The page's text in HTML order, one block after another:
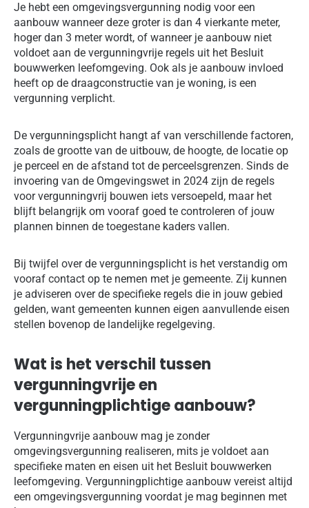
Je hebt een omgevingsvergunning nodig voor een
aanbouw wanneer deze groter is dan 4 vierkante meter,
hoger dan 3 meter wordt, of wanneer je aanbouw niet
voldoet aan de vergunningvrije regels uit het Besluit
bouwwerken leefomgeving. Ook als je aanbouw invloed
heeft op de draagconstructie van je woning, is een
vergunning verplicht.
De vergunningsplicht hangt af van verschillende factoren,
zoals de grootte van de uitbouw, de hoogte, de locatie op
je perceel en de afstand tot de perceelsgrenzen. Sinds de
invoering van de Omgevingswet in 2024 zijn de regels
voor vergunningvrij bouwen iets versoepeld, maar het
blijft belangrijk om vooraf goed te controleren of jouw
plannen binnen de toegestane kaders vallen.
Bij twijfel over de vergunningsplicht is het verstandig om
vooraf contact op te nemen met je gemeente. Zij kunnen
je adviseren over de specifieke regels die in jouw gebied
gelden, want gemeenten kunnen eigen aanvullende eisen
stellen bovenop de landelijke regelgeving.
Wat is het verschil tussen
vergunningvrije en
vergunningplichtige aanbouw?
Vergunningvrije aanbouw mag je zonder
omgevingsvergunning realiseren, mits je voldoet aan
specifieke maten en eisen uit het Besluit bouwwerken
leefomgeving. Vergunningplichtige aanbouw vereist altijd
een omgevingsvergunning voordat je mag beginnen met